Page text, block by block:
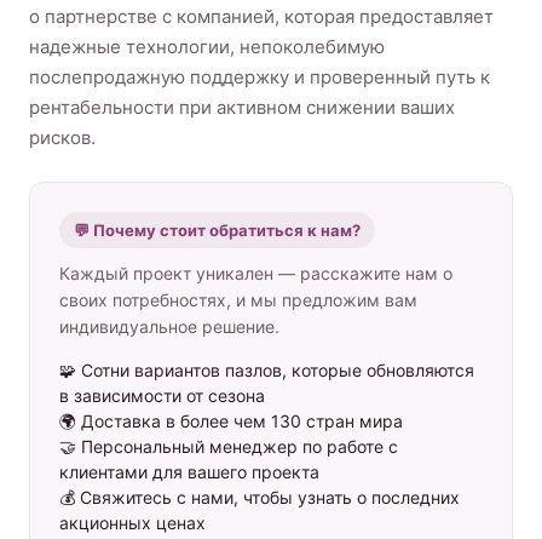
Russian
English
Spanish
о партнерстве с компанией, которая предоставляет
надежные технологии, непоколебимую
послепродажную поддержку и проверенный путь к
рентабельности при активном снижении ваших
рисков.
💬 Почему стоит обратиться к нам?
Каждый проект уникален — расскажите нам о
своих потребностях, и мы предложим вам
индивидуальное решение.
🧩 Сотни вариантов пазлов, которые обновляются
в зависимости от сезона
🌍 Доставка в более чем 130 стран мира
🤝 Персональный менеджер по работе с
клиентами для вашего проекта
💰 Свяжитесь с нами, чтобы узнать о последних
акционных ценах